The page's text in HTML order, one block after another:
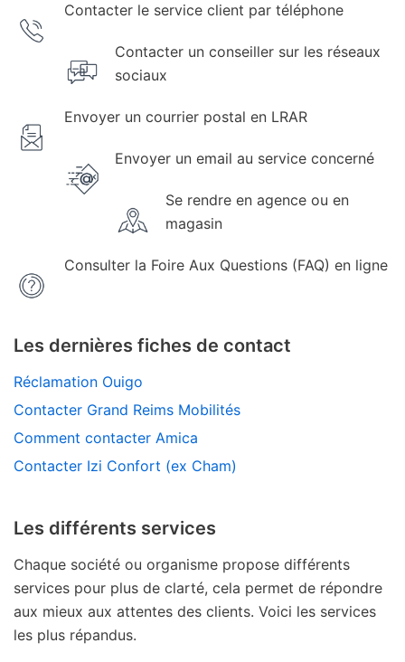
Contacter le service client par téléphone
Contacter un conseiller sur les réseaux
sociaux
Envoyer un courrier postal en LRAR
Envoyer un email au service concerné
Se rendre en agence ou en
magasin
Consulter la Foire Aux Questions (FAQ) en ligne
Les dernières fiches de contact
Réclamation Ouigo
Contacter Grand Reims Mobilités
Comment contacter Amica
Contacter Izi Confort (ex Cham)
Les différents services
Chaque société ou organisme propose différents
services pour plus de clarté, cela permet de répondre
aux mieux aux attentes des clients. Voici les services
les plus répandus.